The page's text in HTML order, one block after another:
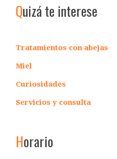
Quizá te interese
Tratamientos con abejas
Miel
Curiosidades
Servicios y consulta
Horario